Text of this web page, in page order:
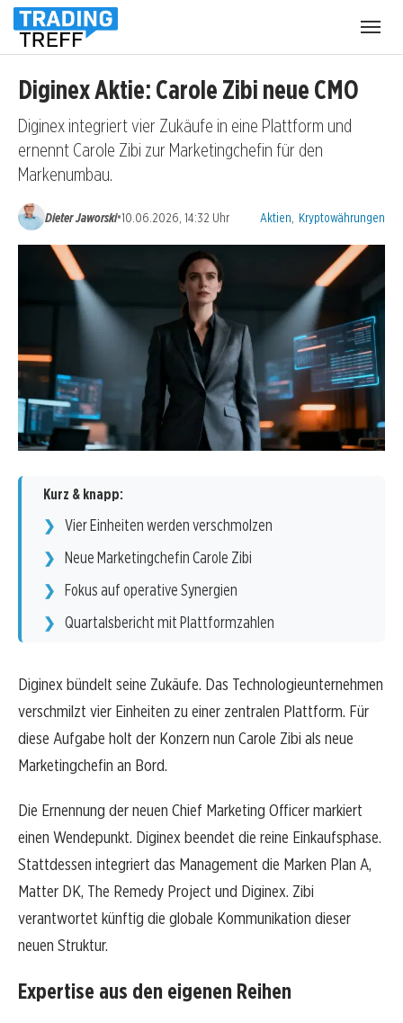
Diginex Aktie: Carole Zibi neue CMO
Diginex integriert vier Zukäufe in eine Plattform und
ernennt Carole Zibi zur Marketingchefin für den
Markenumbau.
Dieter Jaworski•10.06.2026, 14:32 Uhr Kategorien:
Aktien Kryptowährungen
Kurz & knapp:
Vier Einheiten werden verschmolzen
Neue Marketingchefin Carole Zibi
Fokus auf operative Synergien
Quartalsbericht mit Plattformzahlen
Diginex bündelt seine Zukäufe. Das Technologieunternehmen
verschmilzt vier Einheiten zu einer zentralen Plattform. Für
diese Aufgabe holt der Konzern nun Carole Zibi als neue
Marketingchefin an Bord.
Die Ernennung der neuen Chief Marketing Officer markiert
einen Wendepunkt. Diginex beendet die reine Einkaufsphase.
Stattdessen integriert das Management die Marken Plan A,
Matter DK, The Remedy Project und Diginex. Zibi
verantwortet künftig die globale Kommunikation dieser
neuen Struktur.
Expertise aus den eigenen Reihen